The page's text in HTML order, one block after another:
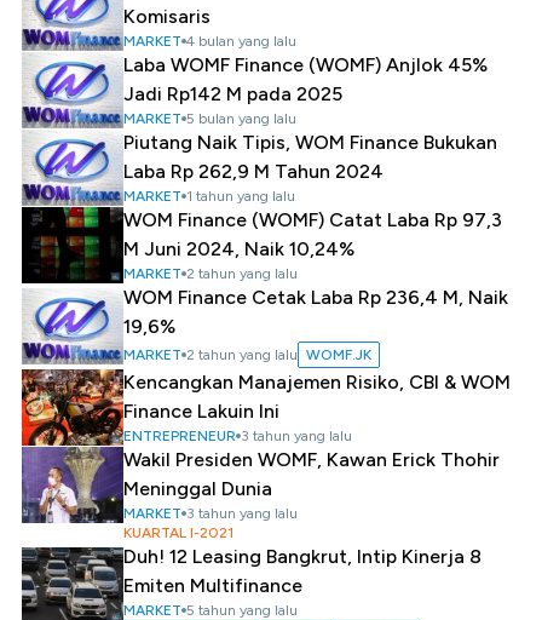
Komisaris
MARKET 4 bulan yang lalu
Laba WOMF Finance (WOMF) Anjlok 45%
Jadi Rp142 M pada 2025
MARKET 5 bulan yang lalu
Piutang Naik Tipis, WOM Finance Bukukan
Laba Rp 262,9 M Tahun 2024
MARKET 1 tahun yang lalu
WOM Finance (WOMF) Catat Laba Rp 97,3
M Juni 2024, Naik 10,24%
MARKET 2 tahun yang lalu
WOM Finance Cetak Laba Rp 236,4 M, Naik
19,6%
MARKET 2 tahun yang lalu WOMF.JK
Kencangkan Manajemen Risiko, CBI & WOM
Finance Lakuin Ini
ENTREPRENEUR 3 tahun yang lalu
Wakil Presiden WOMF, Kawan Erick Thohir
Meninggal Dunia
MARKET 3 tahun yang lalu
KUARTAL I-2021
Duh! 12 Leasing Bangkrut, Intip Kinerja 8
Emiten Multifinance
MARKET 5 tahun yang lalu